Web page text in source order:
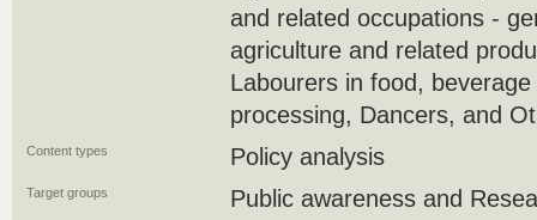
and related occupations -
agriculture and related
Labourers in food,
processing, Dancers, and
Content types Policy analysis
Target groups Public awareness and